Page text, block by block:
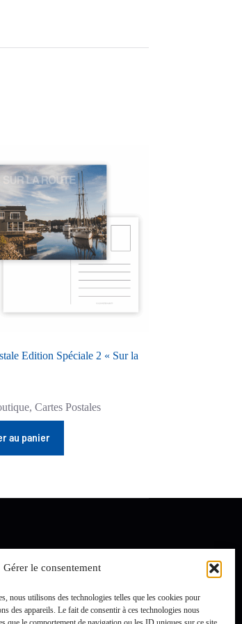
Gérer le consentement
nous utilisons des technologies telles que les cookies pour
des appareils. Le fait de consentir à ces technologies nous
Edition Spéciale 2 « Sur la
, Cartes Postales
au panier